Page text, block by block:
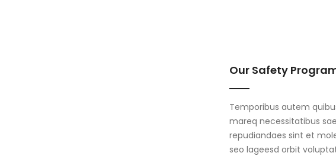
Our Safety
Temporibus autem
mareq necessitatibus
repudiandaes sint et
seo lageesd orbit